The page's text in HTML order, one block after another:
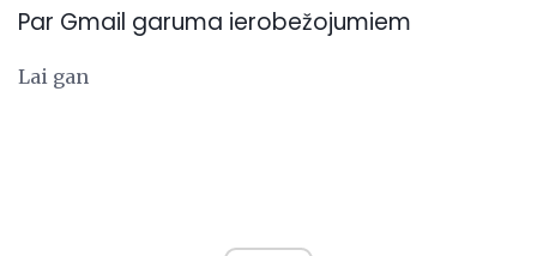
Par Gmail garuma ierobežojumiem
Lai gan